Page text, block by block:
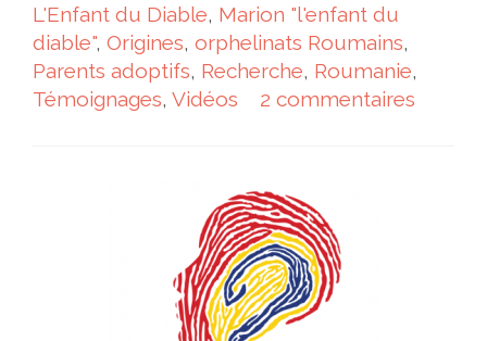
L'Enfant du Diable, Marion "l'enfant du
diable", Origines, orphelinats Roumains,
Parents adoptifs, Recherche, Roumanie,
Témoignages, Vidéos 2 commentaires